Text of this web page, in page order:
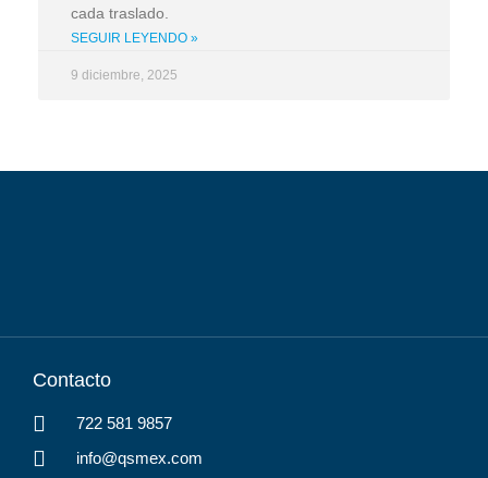
cada traslado.
SEGUIR LEYENDO »
9 diciembre, 2025
Contacto
722 581 9857
info@qsmex.com